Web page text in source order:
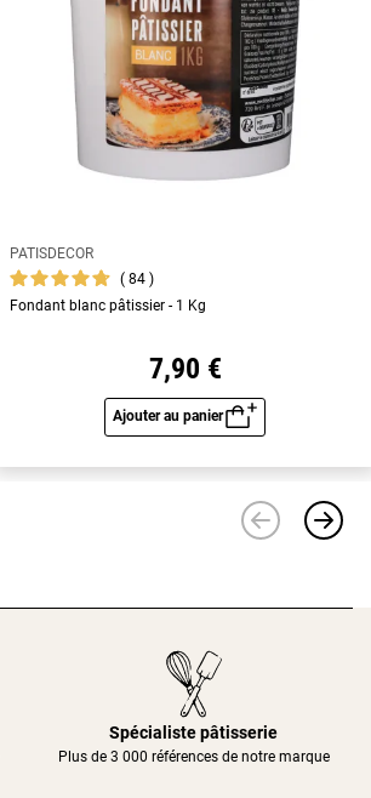
PATISDECOR
84
Fondant blanc pâtissier - 1 Kg
7,90 €
Ajouter au panier
Aperçu rapide
Spécialiste pâtisserie
Plus de 3 000 références de notre marque